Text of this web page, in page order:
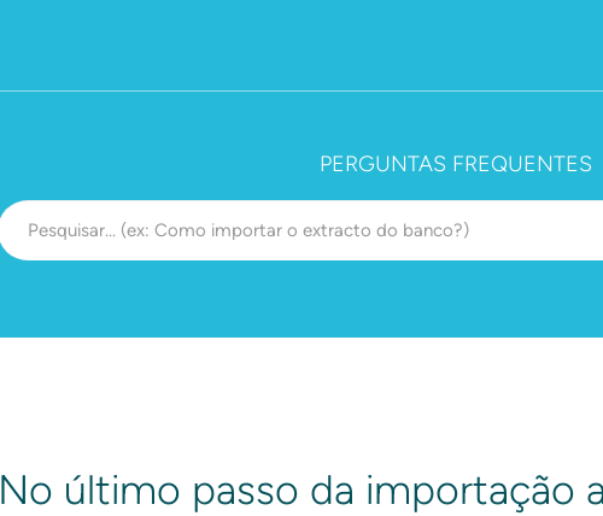
PERGUNTAS FREQUENTES
No último passo da importação